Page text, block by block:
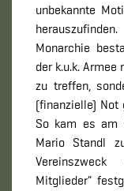
unbekannte
Monarchie
der k.u.k.
zu treffen,
(finanzielle) Not
So kam es am
Mario Standl
Mitglieder"